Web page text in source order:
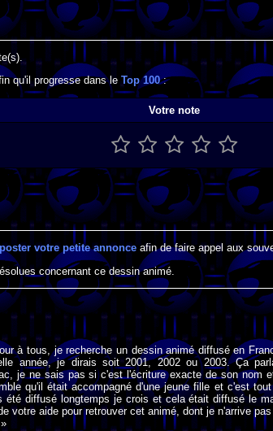
qu'il progresse dans le Top 100:
Votre note
poster votre petite annonce afin de faire appel aux
concernant ce dessin animé.
à tous, je recherche un dessin animé diffusé en
année, je dirais soit 2001, 2002 ou 2003. Ça
je ne sais pas si c'est l'écriture exacte de son nom
qu'il était accompagné d'une jeune fille et c'est
été diffusé longtemps je crois et cela était diffusé le
votre aide pour retrouver cet animé, dont je n'arrive